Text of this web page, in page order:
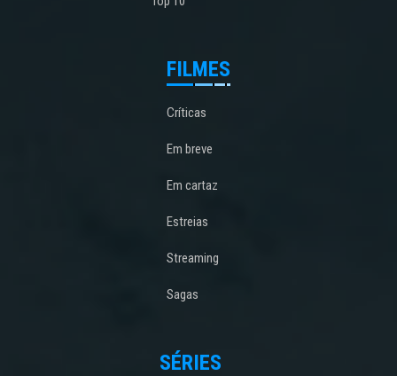
FILMES
Críticas
Em breve
Em cartaz
Estreias
Streaming
Sagas
SÉRIES